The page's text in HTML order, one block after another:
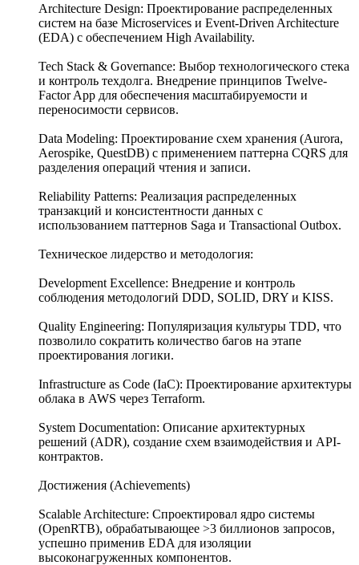
Architecture Design: Проектирование распределенных
систем на базе Microservices и Event-Driven Architecture
(EDA) с обеспечением High Availability.
Tech Stack & Governance: Выбор технологического стека
и контроль техдолга. Внедрение принципов Twelve-
Factor App для обеспечения масштабируемости и
переносимости сервисов.
Data Modeling: Проектирование схем хранения (Aurora,
Aerospike, QuestDB) с применением паттерна CQRS для
разделения операций чтения и записи.
Reliability Patterns: Реализация распределенных
транзакций и консистентности данных с
использованием паттернов Saga и Transactional Outbox.
Техническое лидерство и методология:
Development Excellence: Внедрение и контроль
соблюдения методологий DDD, SOLID, DRY и KISS.
Quality Engineering: Популяризация культуры TDD, что
позволило сократить количество багов на этапе
проектирования логики.
Infrastructure as Code (IaC): Проектирование архитектуры
облака в AWS через Terraform.
System Documentation: Описание архитектурных
решений (ADR), создание схем взаимодействия и API-
контрактов.
Достижения (Achievements)
Scalable Architecture: Спроектировал ядро системы
(OpenRTB), обрабатывающее >3 биллионов запросов,
успешно применив EDA для изоляции
высоконагруженных компонентов.